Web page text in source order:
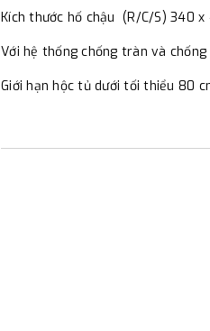
Kích thước hố chậu (R/C/S) 340 x
Với hệ thống chống tràn và
Giới hạn hộc tủ dưới tối thiểu 80